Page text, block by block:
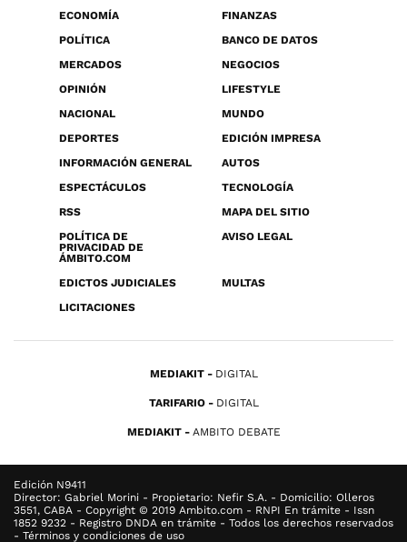
ECONOMÍA
FINANZAS
POLÍTICA
BANCO DE DATOS
MERCADOS
NEGOCIOS
OPINIÓN
LIFESTYLE
NACIONAL
MUNDO
DEPORTES
EDICIÓN IMPRESA
INFORMACIÓN GENERAL
AUTOS
ESPECTÁCULOS
TECNOLOGÍA
RSS
MAPA DEL SITIO
POLÍTICA DE
PRIVACIDAD DE
ÁMBITO.COM
AVISO LEGAL
EDICTOS JUDICIALES
MULTAS
LICITACIONES
MEDIAKIT DIGITAL
TARIFARIO DIGITAL
MEDIAKIT AMBITO DEBATE
Edición N9411
Director: Gabriel Morini - Propietario: Nefir S.A. - Domicilio: Olleros
3551, CABA - Copyright © 2019 Ambito.com - RNPI En trámite - Issn
1852 9232 - Registro DNDA en trámite - Todos los derechos reservados
- Términos y condiciones de uso